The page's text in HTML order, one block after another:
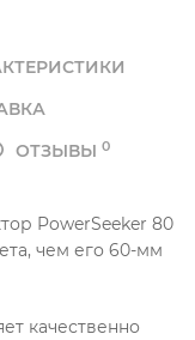
ОТЗЫВЫ0
PowerSeeker 80
чем его 60-мм
качественно